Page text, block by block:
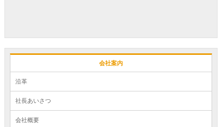
会社案内
沿革
社長あいさつ
会社概要